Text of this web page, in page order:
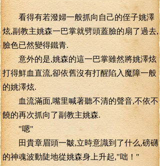
看得有若潑婦一般抓向自己的侄子姚澤
炫,副教主姚森一巴掌就劈頭蓋臉的扇了過去,
臉色已然變得鐵青.
意外的是,姚森的這一巴掌雖然將姚澤炫
打得鮮血直流,卻依舊沒有打醒陷入魔障一般
的姚澤炫.
血流滿面,嘴里喊著聽不清的聲音,不依不
饒的再次抓向了副教主姚森.
"嗯"
田貴章眉頭一皺,立時意識到了什么,磅礴
的神魂波動陡地從姚森身上升起,"咄！"